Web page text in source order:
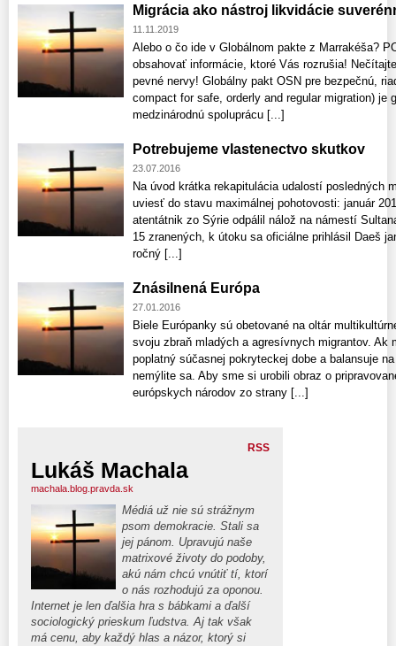
Migrácia ako nástroj likvidácie
11.11.2019
Alebo o čo ide v Globálnom pakte z Marrakéša?
obsahovať informácie, ktoré Vás rozrušia!
pevné nervy! Globálny pakt OSN pre bezpečnú,
compact for safe, orderly and regular migration) je
medzinárodnú spoluprácu [...]
Potrebujeme vlastenectvo skutkov
23.07.2016
Na úvod krátka rekapitulácia udalostí posledných
uviesť do stavu maximálnej pohotovosti: január
atentátnik zo Sýrie odpálil nálož na námestí
15 zranených, k útoku sa oficiálne prihlásil Daeš
ročný [...]
Znásilnená Európa
27.01.2016
Biele Európanky sú obetované na oltár
svoju zbraň mladých a agresívnych migrantov. Ak
poplatný súčasnej pokryteckej dobe a balansuje
nemýlite sa. Aby sme si urobili obraz o
európskych národov zo strany [...]
RSS
Lukáš Machala
machala.blog.pravda.sk
Médiá už nie sú strážnym
psom demokracie. Stali sa
jej pánom. Upravujú naše
matrixové životy do podoby,
akú nám chcú vnútiť tí, ktorí
o nás rozhodujú za oponou.
Internet je len ďalšia hra s bábkami a ďalší
sociologický prieskum ľudstva. Aj tak však
má cenu, aby každý hlas a názor, ktorý si